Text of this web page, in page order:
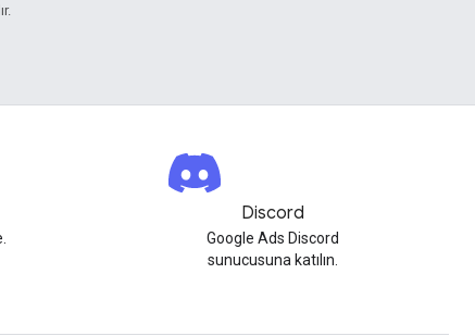
Discord
Google Ads Discord
sunucusuna katılın.